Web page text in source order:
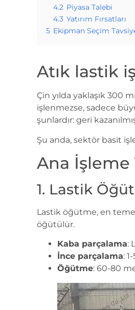
4.2 Piyasa Talebi
4.3 Yatırım Fırsatları
5 Ekipman Seçim
Atık lastik
Çin yılda yaklaşık 300
işlenmezse, sadece
şunlardır: geri
Şu anda, sektör basit
Ana İşleme
1. Lastik
Lastik öğütme, en
öğütülür.
Kaba parçalama:
İnce parçalama:
Öğütme: 60-80